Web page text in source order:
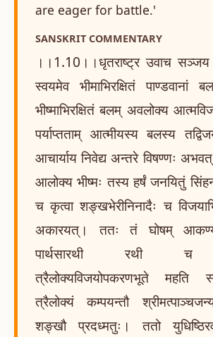
are eager for battle.'
SANSKRIT COMMENTARY
।।1.10।।धृतराष्ट्र उवाच सञ्जय
स्वयमेव भीमाभिरक्षितं
भीष्माभिरक्षितं बलम् अवलोक्य
पर्याप्तताम् आत्मीयस्य बलस्य
आचार्याय निवेद्य अन्तरे विषण्णः
आलोक्य भीष्मः तस्य हर्षं जनयितुं
च कृत्वा शङ्खभेरीनिनादैः च
अकारयत्। ततः तं घोषम् आकर्ण्य
पार्थसारथी रथी च
त्रैलोक्यविजयोपकरणभूते महति
त्रैलोक्यं कम्पयन्तौ
शङ्खौ प्रदध्मतुः। ततो